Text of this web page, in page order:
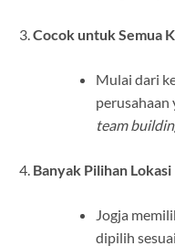
Cocok untuk Semua
Mulai dari
perusahaan
team
Banyak Pilihan Lokasi
Jogja
dipilih